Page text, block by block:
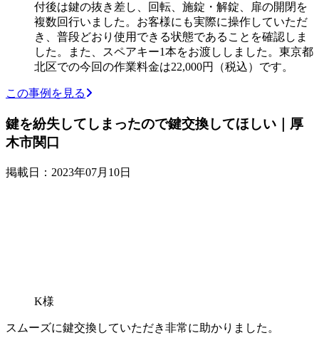
付後は鍵の抜き差し、回転、施錠・解錠、扉の開閉を
複数回行いました。お客様にも実際に操作していただ
き、普段どおり使用できる状態であることを確認しま
した。また、スペアキー1本をお渡ししました。東京都
北区での今回の作業料金は22,000円（税込）です。
この事例を見る
鍵を紛失してしまったので鍵交換してほしい｜厚
木市関口
掲載日：2023年07月10日
K様
スムーズに鍵交換していただき非常に助かりました。